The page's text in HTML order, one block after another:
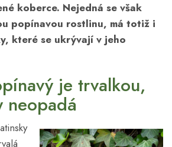
koberce. Nejedná se však
popínavou rostlinu, má totiž i
které se ukrývají v jeho
je trvalkou,
neopadá